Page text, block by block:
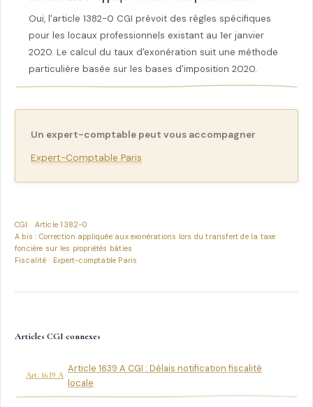
Oui, l'article 1382-0 CGI prévoit des règles spécifiques
pour les locaux professionnels existant au 1er janvier
2020. Le calcul du taux d'exonération suit une méthode
particulière basée sur les bases d'imposition 2020.
Un expert-comptable peut vous accompagner
Expert-Comptable Paris
CGI
Article 1382-0
A bis : Correction appliquée aux exonérations lors du transfert de la taxe
foncière sur les propriétés bâties
Fiscalité
Expert-comptable Paris
Articles CGI connexes
Art. 1639 A
Article 1639 A CGI : Délais notification fiscalité
locale